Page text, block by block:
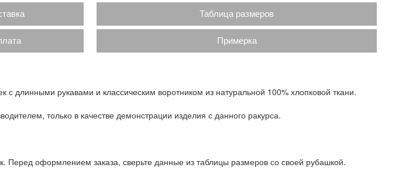
Таблица размеров
Примерка
длинными рукавами и классическим воротником из натуральной 100% хлопковой ткани.
только в качестве демонстрации изделия с данного ракурса.
оформлением заказа, сверьте данные из таблицы размеров со своей рубашкой.